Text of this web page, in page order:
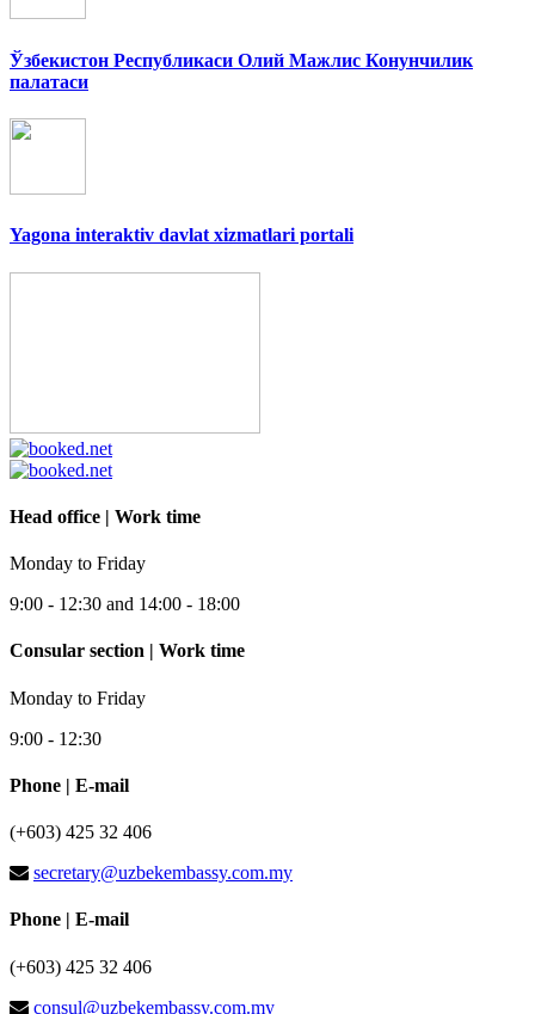
Ўзбекистон Республикаси Олий Мажлис Конунчилик
палатаси
Yagona interaktiv davlat xizmatlari portali
Head office | Work time
Monday to Friday
9:00 - 12:30 and 14:00 - 18:00
Consular section | Work time
Monday to Friday
9:00 - 12:30
Phone | E-mail
(+603) 425 32 406
secretary@uzbekembassy.com.my
Phone | E-mail
(+603) 425 32 406
consul@uzbekembassy.com.my